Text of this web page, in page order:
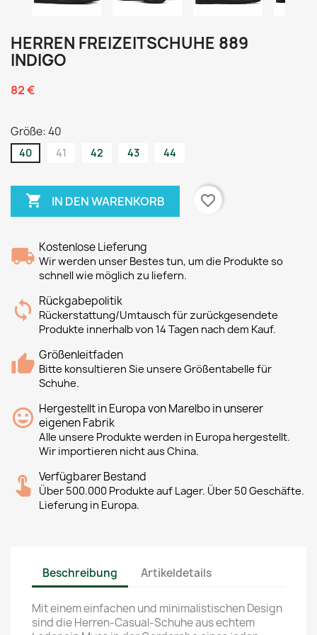
HERREN FREIZEITSCHUHE 889
INDIGO
82 €
Größe: 40
40 41 42 43 44
 IN DEN WARENKORB favorite_border
Kostenlose Lieferung
Wir werden unser Bestes tun, um die Produkte so
schnell wie möglich zu liefern.
Rückgabepolitik
Rückerstattung/Umtausch für zurückgesendete
Produkte innerhalb von 14 Tagen nach dem Kauf.
Größenleitfaden
Bitte konsultieren Sie unsere Größentabelle für
Schuhe.
Hergestellt in Europa von Marelbo in unserer
eigenen Fabrik
Alle unsere Produkte werden in Europa hergestellt.
Wir importieren nicht aus China.
Verfügbarer Bestand
Über 500.000 Produkte auf Lager. Über 50 Geschäfte.
Lieferung in Europa.
Beschreibung Artikeldetails
Mit einem einfachen und minimalistischen Design
sind die Herren-Casual-Schuhe aus echtem